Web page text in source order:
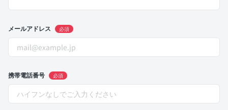
メールアドレス 必須
携帯電話番号 必須